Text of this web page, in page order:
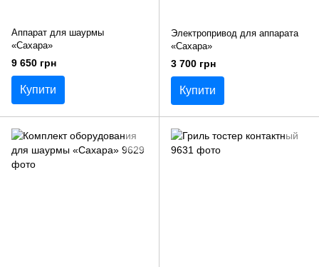
Аппарат для шаурмы
«Сахара»
9 650 грн
Купити
Электропривод для аппарата
«Сахара»
3 700 грн
Купити